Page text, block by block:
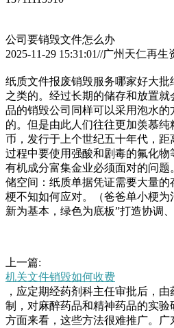
公司要销毁文件怎么办
2025-11-29 15:31:01//广州天仁再
纸质文件报废销毁服务哪家好大
之类的。经过长期的储存和放置
品的销毁公司同样可以采用泡水
的。但是由此人们往往更加羡慕
币，发行于上个世纪五十年代，
过程中要使用强酸和剧毒的氟化
有机成分富集金业必须面对的问
储空间：纸质单据凭证需要大量
梗不知如何应对。（爸爸单小梗
新为基本，绿色为底板”打造协调
上一篇:
机关文件销毁如何收费
，应定期经药剂科主任审批后，
制，对麻醉药品和精神药品的实
方面来看，这些方法很难推广。